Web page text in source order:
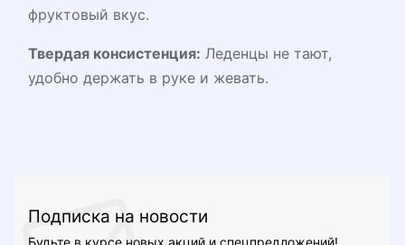
фруктовый вкус.
Твердая консистенция: Леденцы не тают,
удобно держать в руке и жевать.
Подписка на новости
Будьте в курсе новых акций и спецпредложений!